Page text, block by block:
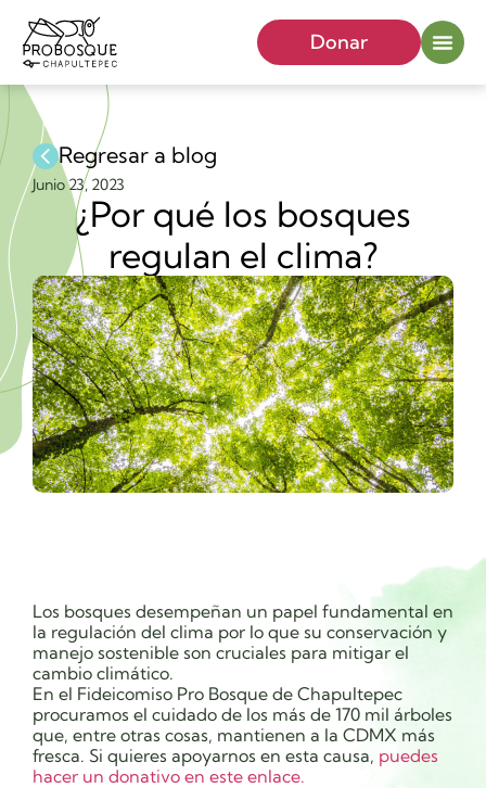
Donar
Regresar a blog
Junio 23, 2023
¿Por qué los bosques
regulan el clima?
Los bosques desempeñan un papel fundamental en
la regulación del clima por lo que su conservación y
manejo sostenible son cruciales para mitigar el
cambio climático.
En el Fideicomiso Pro Bosque de Chapultepec
procuramos el cuidado de los más de 170 mil árboles
que, entre otras cosas, mantienen a la CDMX más
fresca. Si quieres apoyarnos en esta causa, puedes
hacer un donativo en este enlace.